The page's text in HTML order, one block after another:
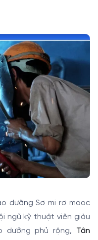
dưỡng Sơ mi rơ mooc
ngũ kỹ thuật viên giàu
dưỡng phủ rộng, Tân